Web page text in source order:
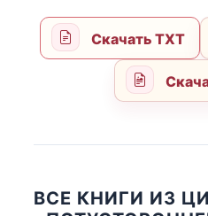
Скачать TXT
ВСЕ КНИГИ ИЗ